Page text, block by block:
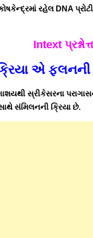
રહેલ DNA
Intext
એ ફલનની
સ્રીકેસરના
સંમિલનની ક્રિયા છે.